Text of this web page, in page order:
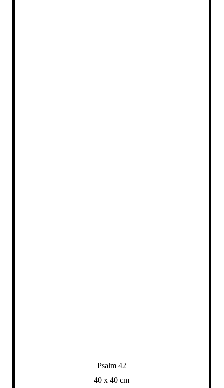
Psalm 42
40 x 40 cm